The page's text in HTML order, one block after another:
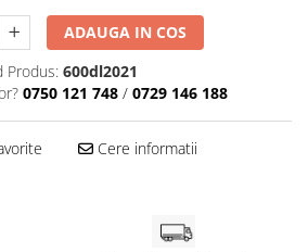
ADAUGA IN COS
Produs: 600dl2021
0750 121 748 / 0729 146 188
Cere informatii